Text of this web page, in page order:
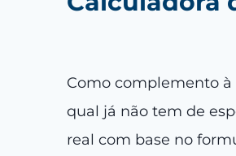
Como complemento à
qual já não tem de
real com base no